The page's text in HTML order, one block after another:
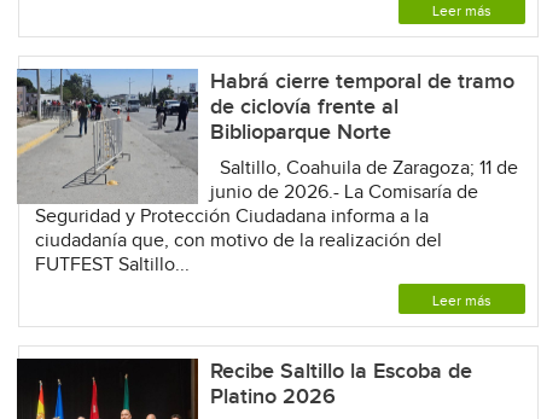
Leer más
Habrá cierre temporal de tramo
de ciclovía frente al
Biblioparque Norte
Saltillo, Coahuila de Zaragoza; 11 de
junio de 2026.- La Comisaría de
Seguridad y Protección Ciudadana informa a la
ciudadanía que, con motivo de la realización del
FUTFEST Saltillo...
Leer más
Recibe Saltillo la Escoba de
Platino 2026